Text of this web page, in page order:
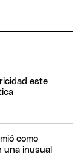
este
como
una inusual